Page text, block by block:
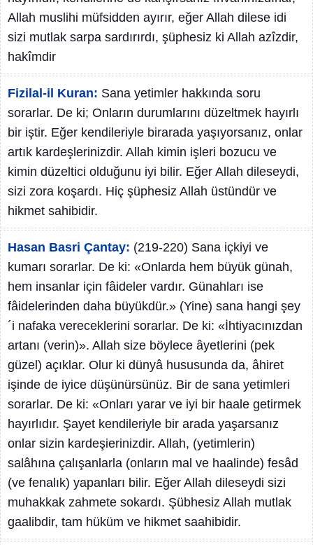
Allah muslihi müfsidden ayırır, eğer Allah dilese idi
sizi mutlak sarpa sardırırdı, şüphesiz ki Allah azîzdir,
hakîmdir
Fizilal-il Kuran: Sana yetimler hakkında soru
sorarlar. De ki; Onların durumlarını düzeltmek hayırlı
bir iştir. Eğer kendileriyle birarada yaşıyorsanız, onlar
artık kardeşlerinizdir. Allah kimin işleri bozucu ve
kimin düzeltici olduğunu iyi bilir. Eğer Allah dileseydi,
sizi zora koşardı. Hiç şüphesiz Allah üstündür ve
hikmet sahibidir.
Hasan Basri Çantay: (219-220) Sana içkiyi ve
kumarı sorarlar. De ki: «Onlarda hem büyük günah,
hem insanlar için fâideler vardır. Günahları ise
fâidelerinden daha büyükdür.» (Yine) sana hangi şey
´i nafaka vereceklerini sorarlar. De ki: «İhtiyacınızdan
artanı (verin)». Allah size böylece âyetlerini (pek
güzel) açıklar. Olur ki dünyâ hususunda da, âhiret
işinde de iyice düşünürsünüz. Bir de sana yetimleri
sorarlar. De ki: «Onları yarar ve iyi bir haale getirmek
hayırlıdır. Şayet kendileriyle bir arada yaşarsanız
onlar sizin kardeşierinizdir. Allah, (yetimlerin)
salâhına çalışanlarla (onların mal ve haalinde) fesâd
(ve fenalık) yapanları bilir. Eğer Allah dileseydi sizi
muhakkak zahmete sokardı. Şübhesiz Allah mutlak
gaalibdir, tam hüküm ve hikmet saahibidir.